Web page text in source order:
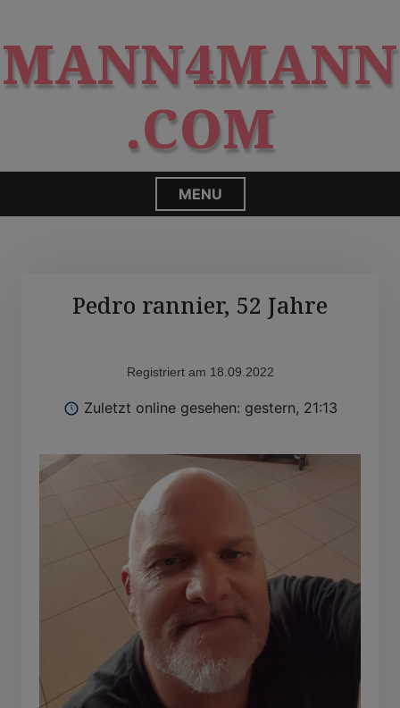
i
p
o
c
n
t
MANN4MANN
.COM
MENU
Pedro rannier, 52 Jahre
Registriert am 18.09.2022
Zuletzt online gesehen: gestern, 21:13